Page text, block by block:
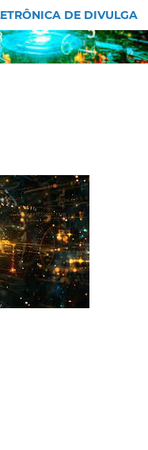
MATHEMATICA – REVISTA ELETRÔNICA DE DIVULGAÇÃO MATEMÁTICA